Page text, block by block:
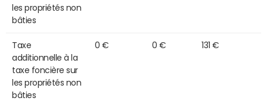
les propriétés non
bâties
Taxe
additionnelle à la
taxe foncière sur
les propriétés non
bâties
0 € 0 € 131 €